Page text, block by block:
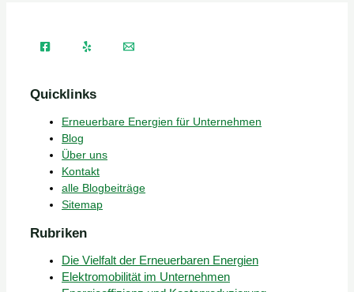
Quicklinks
Erneuerbare Energien für Unternehmen
Blog
Über uns
Kontakt
alle Blogbeiträge
Sitemap
Rubriken
Die Vielfalt der Erneuerbaren Energien
Elektromobilität im Unternehmen